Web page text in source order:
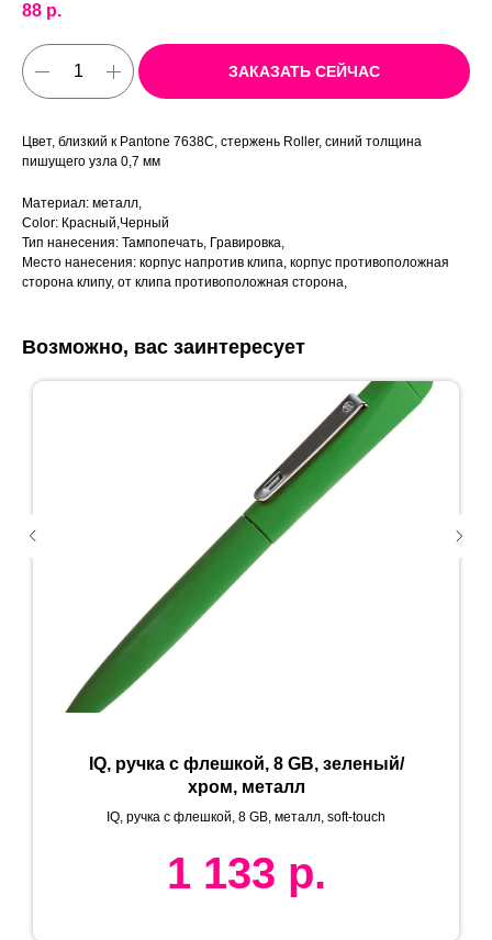
88 р.
ЗАКАЗАТЬ СЕЙЧАС
Цвет, близкий к Pantone 7638C, стержень Roller, синий толщина
пишущего узла 0,7 мм
Материал: металл,
Color: Красный,Черный
Тип нанесения: Тампопечать, Гравировка,
Место нанесения: корпус напротив клипа, корпус противоположная
сторона клипу, от клипа противоположная сторона,
Возможно, вас заинтересует
IQ, ручка с флешкой, 8 GB, зеленый/
хром, металл
IQ, ручка с флешкой, 8 GB, металл, soft-touch
1 133 р.